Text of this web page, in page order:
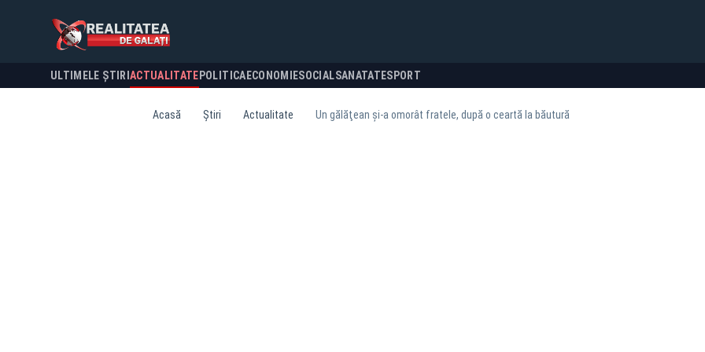
ULTIMELE ȘTIRI ACTUALITATE POLITICA ECONOMIESOCIALSANATATESPORT
Acasă Știri Actualitate Un gălăţean şi-a omorât fratele, după o ceartă la băutură